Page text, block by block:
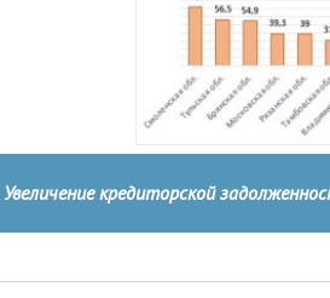
Увеличение кредиторской